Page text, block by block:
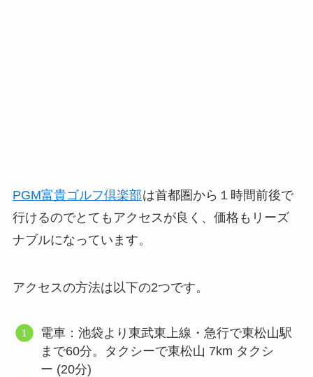
PGM富貴ゴルフ倶楽部は首都圏から１時間前後で
行けるのでとてもアクセスが良く、価格もリーズ
ナブルになっています。
アクセスの方法は以下の2つです。
電車：池袋より東武東上線・急行で東松山駅
まで60分。タクシーで東松山 7km タクシ
ー (20分)